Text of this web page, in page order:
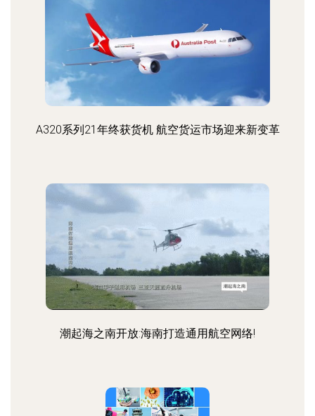
A320系列21年终获货机 航空货运市场迎来新变革
潮起海之南开放:海南打造通用航空网络!